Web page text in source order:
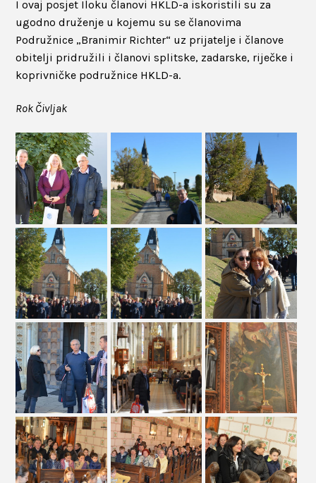
I ovaj posjet Iloku članovi HKLD-a iskoristili su za
ugodno druženje u kojemu su se članovima
Podružnice „Branimir Richter“ uz prijatelje i članove
obitelji pridružili i članovi splitske, zadarske, riječke i
koprivničke podružnice HKLD-a.
Rok Čivljak